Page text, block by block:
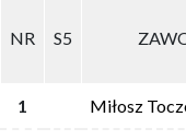
NR S5
1 Miłosz
NR S5
1 Miłosz